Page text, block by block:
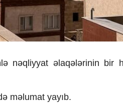
nəqliyyat əlaqələrinin bir
məlumat yayıb.